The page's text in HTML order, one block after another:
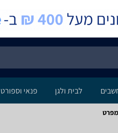
לבית ולגן פנאי וספורט